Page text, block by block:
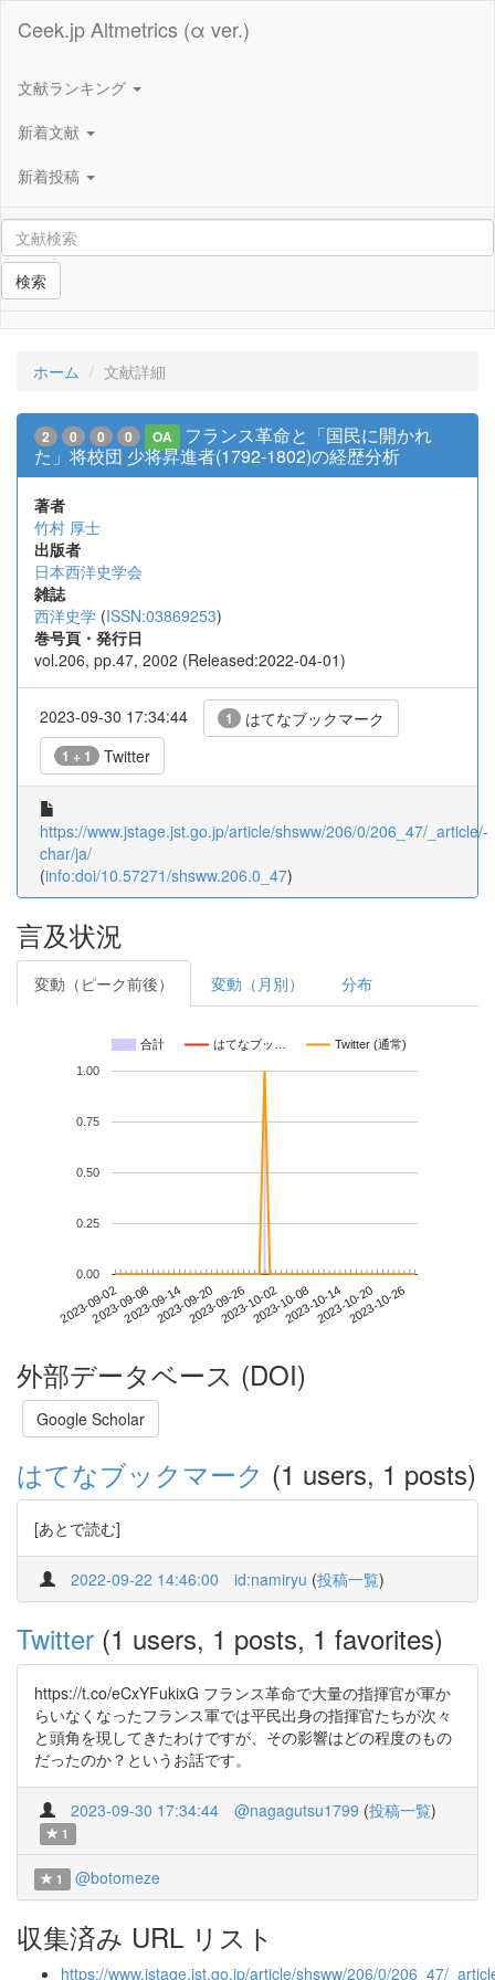
Ceek.jp Altmetrics (α ver.)
文献ランキング
新着文献
新着投稿
検索
ホーム 文献詳細
2 0 0 0 OA
フランス革命と「国民に開かれ
た」将校団 少将昇進者(1792-1802)の経歴分析
著者
竹村 厚士
出版者
日本西洋史学会
雑誌
西洋史学 (ISSN:03869253)
巻号頁・発行日
vol.206, pp.47, 2002 (Released:2022-04-01)
2023-09-30 17:34:44 1 はてなブックマーク
1 + 1 Twitter
https://www.jstage.jst.go.jp/article/shsww/206/0/206_47/_article/-
char/ja/
(info:doi/10.57271/shsww.206.0_47)
言及状況
変動（ピーク前後） 変動（月別） 分布
合計 はてなブッ… Twitter (通常)
2023-09-022023-09-082023-09-142023-09-202023-09-262023-10-022023-10-082023-10-142023-10-202023-10-26
0.00
0.25
0.50
0.75
1.00
外部データベース (DOI)
Google Scholar
はてなブックマーク (1 users, 1 posts)
[あとで読む]
2022-09-22 14:46:00 id:namiryu (投稿一覧)
Twitter (1 users, 1 posts, 1 favorites)
https://t.co/eCxYFukixG フランス革命で大量の指揮官が軍か
らいなくなったフランス軍では平民出身の指揮官たちが次々
と頭角を現してきたわけですが、その影響はどの程度のもの
だったのか？というお話です。
2023-09-30 17:34:44 @nagagutsu1799 (投稿一覧)
1
1 @botomeze
収集済み URL リスト
https://www.jstage.jst.go.jp/article/shsww/206/0/206_47/